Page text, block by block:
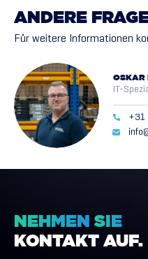
ANDERE
Für weitere Informationen
OSKAR
IT-
NEHMEN SIE
KONTAKT AUF.